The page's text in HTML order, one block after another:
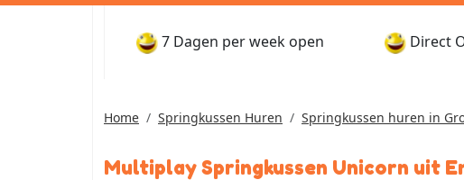
7 Dagen per week open Direct
Home Springkussen Huren Springkussen huren in
Multiplay Springkussen Unicorn uit